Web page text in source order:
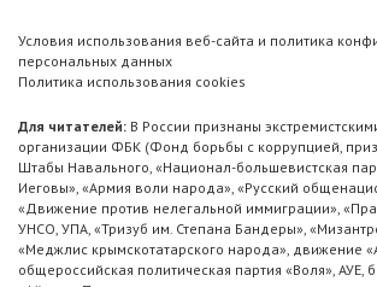
Условия использования веб-сайта и политика
персональных данных
Политика использования cookies
Для читателей: В России признаны
организации ФБК (Фонд борьбы с коррупцией,
Штабы Навального, «Национал-большевистская
Иеговы», «Армия воли народа», «Русский
«Движение против нелегальной иммиграции»,
УНСО, УПА, «Тризуб им. Степана Бандеры»,
«Меджлис крымскотатарского народа», движение
общероссийская политическая партия «Воля», АУЕ,